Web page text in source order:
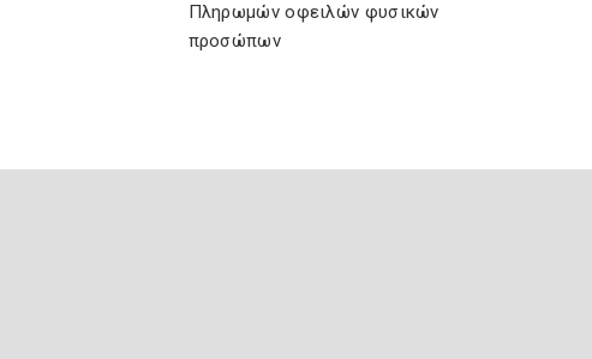
Πληρωμών οφειλών φυσικών
προσώπων